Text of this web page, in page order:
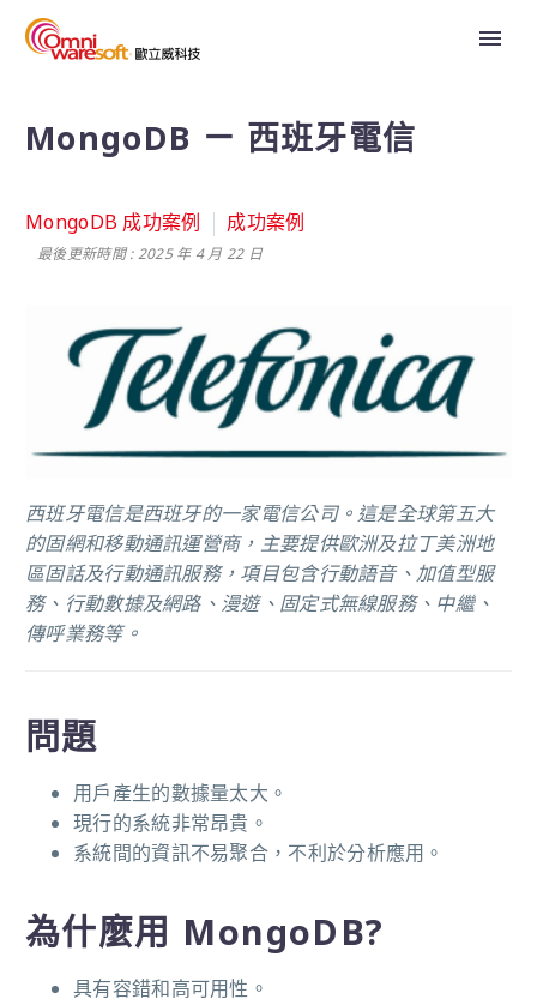
MongoDB ㄧ 西班牙電信
MongoDB 成功案例 成功案例
最後更新時間 : 2025 年 4 月 22 日
西班牙電信是西班牙的一家電信公司。這是全球第五大
的固網和移動通訊運營商，主要提供歐洲及拉丁美洲地
區固話及行動通訊服務，項目包含行動語音、加值型服
務、行動數據及網路、漫遊、固定式無線服務、中繼、
傳呼業務等。
問題
用戶產生的數據量太大。
現行的系統非常昂貴。
系統間的資訊不易聚合，不利於分析應用。
為什麼用 MongoDB?
具有容錯和高可用性。